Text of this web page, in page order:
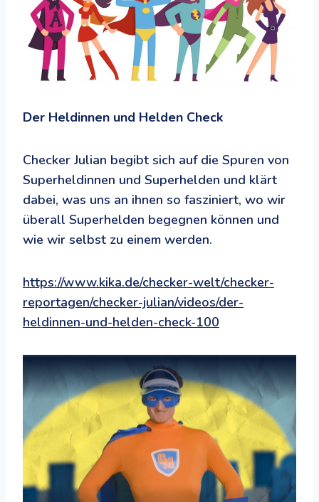
Der Heldinnen und Helden Check
Checker Julian begibt sich auf die Spuren von
Superheldinnen und Superhelden und klärt
dabei, was uns an ihnen so fasziniert, wo wir
überall Superhelden begegnen können und
wie wir selbst zu einem werden.
https://www.kika.de/checker-welt/checker-
reportagen/checker-julian/videos/der-
heldinnen-und-helden-check-100